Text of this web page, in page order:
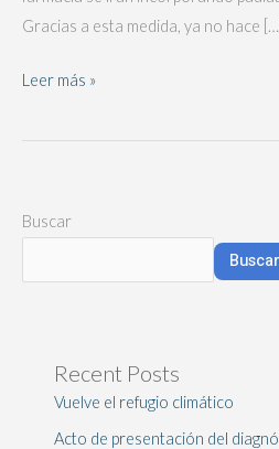
Gracias a esta medida, ya no hace […]
Leer más »
Buscar
Buscar
Recent Posts
Vuelve el refugio climático
Acto de presentación del